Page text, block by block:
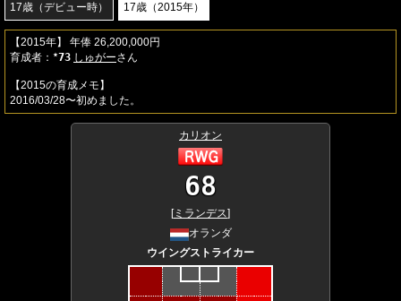
17歳（デビュー時） 17歳（2015年）
【2015年】 年俸 26,200,000円
育成者：
★73 しゅがーさん
【2015の育成メモ】
2016/03/28〜初めました。
カリオン
68
[ミランデス]
オランダ
ウイングストライカー